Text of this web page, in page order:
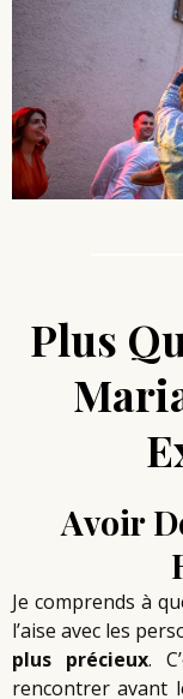
Plus
Avoir
Je comprends à
l’aise avec les
plus précieux.
rencontrer avant